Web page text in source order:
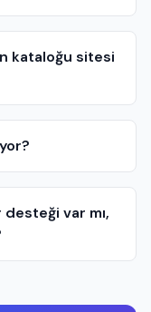
kataloğu sitesi
var mı,